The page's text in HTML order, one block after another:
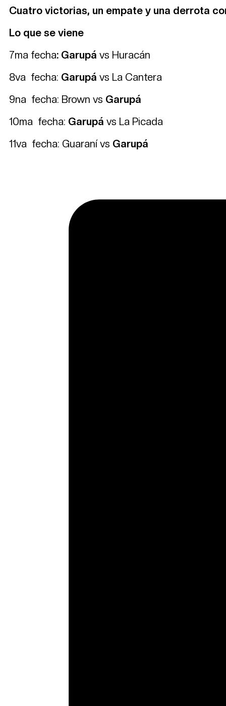
Cuatro victorias, un empate y una derrota
Lo que se viene
7ma fecha: Garupá vs Huracán
8va fecha: Garupá vs La Cantera
9na fecha: Brown vs Garupá
10ma fecha: Garupá vs La Picada
11va fecha: Guaraní vs Garupá